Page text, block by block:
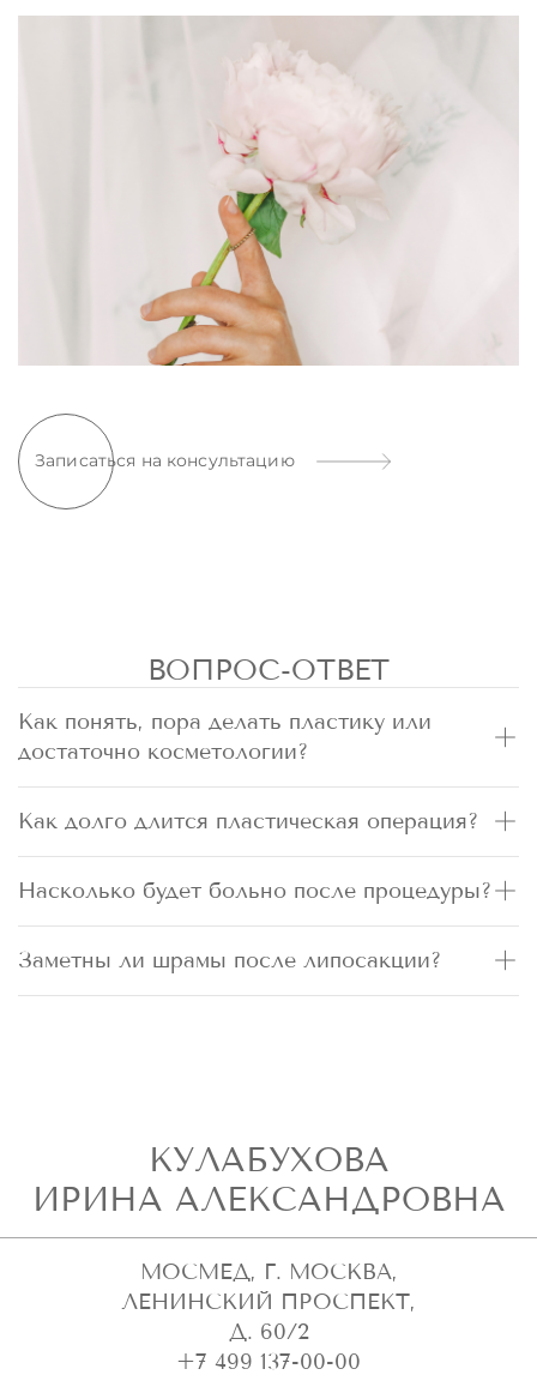
Записаться на консультацию
ВОПРОС-ОТВЕТ
Как понять, пора делать пластику или
достаточно косметологии?
Как долго длится пластическая операция?
Насколько будет больно после процедуры?
Заметны ли шрамы после липосакции?
КУЛАБУХОВА
ИРИНА АЛЕКСАНДРОВНА
МОСМЕД, Г. МОСКВА,
ЛЕНИНСКИЙ ПРОСПЕКТ,
Д. 60/2
+7 499 137-00-00